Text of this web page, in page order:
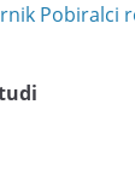
Pobiralci